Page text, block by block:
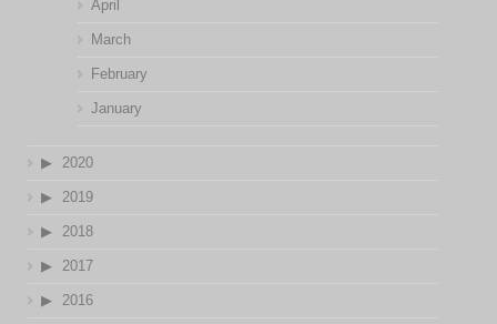
April
March
February
January
2020
2019
2018
2017
2016